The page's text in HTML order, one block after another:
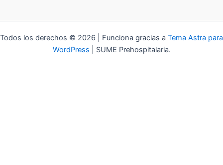
Todos los derechos © 2026 | Funciona gracias a Tema Astra para
WordPress | SUME Prehospitalaria.